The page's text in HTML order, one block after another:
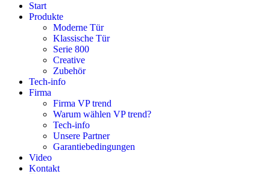
Start
Produkte
Moderne Tür
Klassische Tür
Serie 800
Creative
Zubehör
Tech-info
Firma
Firma VP trend
Warum wählen VP trend?
Tech-info
Unsere Partner
Garantiebedingungen
Video
Kontakt